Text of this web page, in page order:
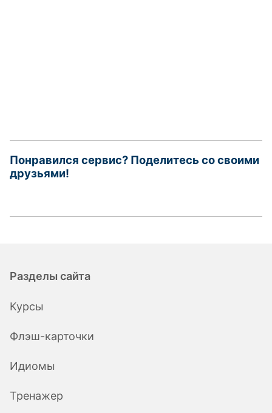
Понравился сервис? Поделитесь со своими
друзьями!
Разделы сайта
Курсы
Флэш-карточки
Идиомы
Тренажер